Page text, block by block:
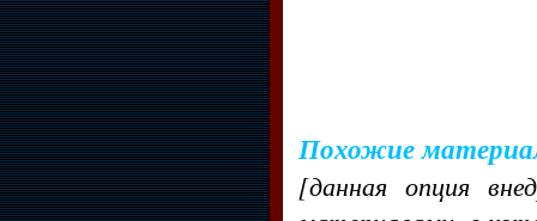
Похожие
[данная опция